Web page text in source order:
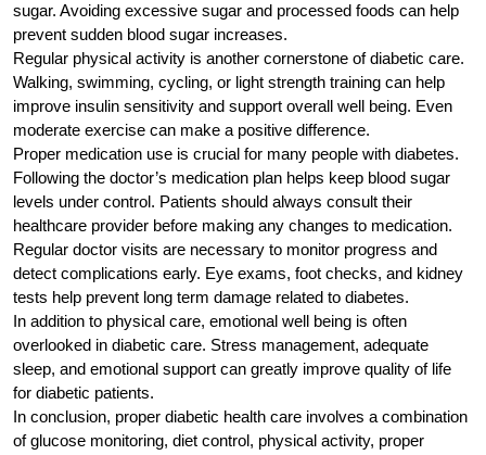
sugar. Avoiding excessive sugar and processed foods can help
prevent sudden blood sugar increases.
Regular physical activity is another cornerstone of diabetic care.
Walking, swimming, cycling, or light strength training can help
improve insulin sensitivity and support overall well being. Even
moderate exercise can make a positive difference.
Proper medication use is crucial for many people with diabetes.
Following the doctor’s medication plan helps keep blood sugar
levels under control. Patients should always consult their
healthcare provider before making any changes to medication.
Regular doctor visits are necessary to monitor progress and
detect complications early. Eye exams, foot checks, and kidney
tests help prevent long term damage related to diabetes.
In addition to physical care, emotional well being is often
overlooked in diabetic care. Stress management, adequate
sleep, and emotional support can greatly improve quality of life
for diabetic patients.
In conclusion, proper diabetic health care involves a combination
of glucose monitoring, diet control, physical activity, proper